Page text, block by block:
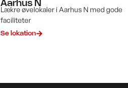
Aarhus N
Lækre øvelokaler i Aarhus N med gode
faciliteter
Se lokation